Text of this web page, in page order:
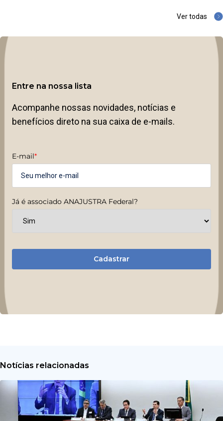
Ver todas
Entre na nossa lista
Acompanhe nossas novidades, notícias e
benefícios direto na sua caixa de e-mails.
E-mail*
Já é associado ANAJUSTRA Federal?
Cadastrar
Notícias relacionadas